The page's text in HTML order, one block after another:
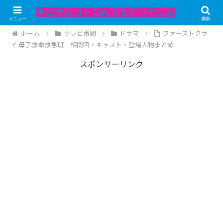
記事内にPRが含まれています。
ホーム テレビ番組 ドラマ
ファーストクラ
イ 母子救命救急班｜相関図・キャスト・登場人物まとめ
スポンサーリンク
メニュー 検索